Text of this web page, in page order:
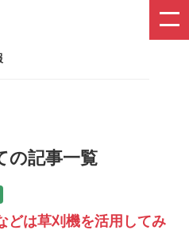
の記事一覧
どは草刈機を活用してみ